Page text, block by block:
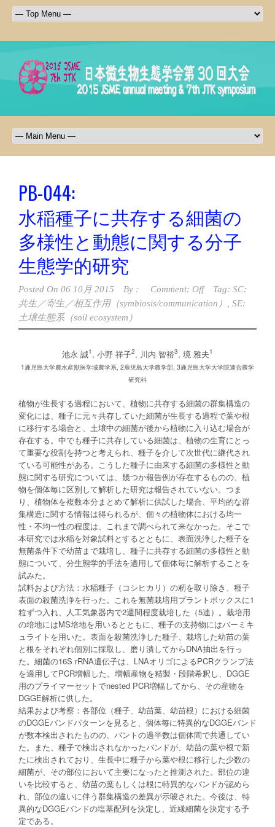
PB-044:
水稲種子に共存する細菌の
多様性と動態に関する分子
生態学的研究
Posted On 06 10月 2015 By : Comment: Off Tag: SC:
共生／寄生／相互作用（symbiosis/communication）
SE:
土壌生態系（soil ecosystem）
池永 誠1 , 小野 祥子2, 川内 智裕3, 境 雅夫1
1鹿児島大学農水産獣医学域農学系, 2鹿児島大学農学部, 3鹿児島大学大学院連合農学
研究科
植物が生長する過程において、植物に共存する細菌の群集構造の
変化には、種子に元々共存していた細菌が生長する過程で葉や根
に移行する場合と、土壌中の細菌が後から植物に入り込む場合が
存在する。中でも種子に共存している細菌は、植物の生育にとっ
て重要な役割を持つと考えられ、種子を介して次世代に継代され
ている可能性がある。こうした種子に由来する細菌の多様性と動
態に関する研究については、幾つか報告例が存在するものの、植
物を個体毎に区別して解析した研究は報告されていない。つま
り、植物体を複数本分まとめて解析に供試した場合、平均的な群
集構造に関する情報は得られるが、個々の植物体における均一
性・不均一性の程度は、これまで調べられて来なかった。そこで
本研究では水稲を対象試料とするとともに、表面洗浄した種子を
無菌条件下で幼苗まで栽培し、種子に共存する細菌の多様性と動
態について、分生態学的手法を適用して個体毎に解析することを
試みた。
試料および方法：水稲種子（コシヒカリ）の籾を取り除き、種子
表面の殺菌洗浄を行った。これを無菌栽培用プラントボックスに1
粒ずつ入れ、人工気象器内で2週間程度栽培した（5連）。栽培用
の培地にはMS培地を用いるとともに、種子の支持物にはバーミキ
ュライトを用いた。表面を殺菌洗浄した種子、栽培した幼苗の葉
と根をそれぞれ個別に採取し、磨り潰してからDNA抽出を行っ
た。細菌の16S rRNA遺伝子は、LNAオリゴによるPCRクランプ法
を適用してPCR増幅した。増幅産物を精製・段階希釈し、DGGE
用のプライマーセットでnested PCR増幅してから、その産物を
DGGE解析に供した。
結果および考察：各部位（種子、幼苗葉、幼苗根）における細菌
のDGGEバンドパターンを見ると、個体毎に特異的なDGGEバンド
が数本検出されたものの、バントの過半数は個体間で共通してい
た。また、種子で検出されなかったバンドが、幼苗の葉や根で新
たに検出されており、生長中に種子から葉や根に移行した少数の
細菌が、その部位において主要になったと推測された。部位の違
いを比較すると、幼苗の葉もしくは根に特異的なバンドが認めら
れ、部位の違いに伴う群集構造の差異が示唆された。今後は、特
異的なDGGEバンドの塩基配列を決定し、近縁細菌を決定する予
定である。